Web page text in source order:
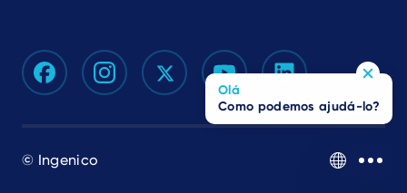
© Ingenico PT
Olá
Como podemos ajudá-lo?